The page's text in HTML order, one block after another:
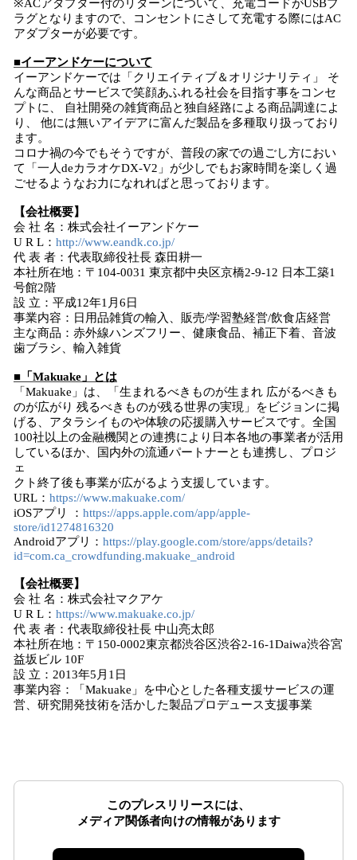
※ACアダプター付のリターンについて、充電コードがUSBプ
ラグとなりますので、コンセントにさして充電する際にはAC
アダプターが必要です。
■イーアンドケーについて
イーアンドケーでは「クリエイティブ＆オリジナリティ」 そ
んな商品とサービスで笑顔あふれる社会を目指す事をコンセ
プトに、 自社開発の雑貨商品と独自経路による商品調達によ
り、 他には無いアイデアに富んだ製品を多種取り扱っており
ます。
コロナ禍の今でもそうですが、普段の家での過ごし方におい
て「一人deカラオケDX-V2」が少しでもお家時間を楽しく過
ごせるようなお力になれればと思っております。
【会社概要】
会 社 名：株式会社イーアンドケー
U R L： http://www.eandk.co.jp/
代 表 者：代表取締役社長 森田耕一
本社所在地：〒104-0031 東京都中央区京橋2-9-12 日本工築1
号館2階
設 立：平成12年1月6日
事業内容：日用品雑貨の輸入、販売/学習塾経営/飲食店経営
主な商品：赤外線ハンズフリー、健康食品、補正下着、音波
歯ブラシ、輸入雑貨
■「Makuake」とは
「Makuake」は、「生まれるべきものが生まれ 広がるべきも
のが広がり 残るべきものが残る世界の実現」をビジョンに掲
げる、アタラシイものや体験の応援購入サービスです。全国
100社以上の金融機関との連携により日本各地の事業者が活用
しているほか、国内外の流通パートナーとも連携し、プロジ
ェ
クト終了後も事業が広がるよう支援しています。
URL： https://www.makuake.com/
iOSアプリ ： https://apps.apple.com/app/apple-
store/id1274816320
Androidアプリ： https://play.google.com/store/apps/details?
id=com.ca_crowdfunding.makuake_android
【会社概要】
会 社 名：株式会社マクアケ
U R L： https://www.makuake.co.jp/
代 表 者：代表取締役社長 中山亮太郎
本社所在地：〒150-0002東京都渋谷区渋谷2-16-1Daiwa渋谷宮
益坂ビル 10F
設 立：2013年5月1日
事業内容：「Makuake」を中心とした各種支援サービスの運
営、研究開発技術を活かした製品プロデュース支援事業
このプレスリリースには、
メディア関係者向けの情報があります